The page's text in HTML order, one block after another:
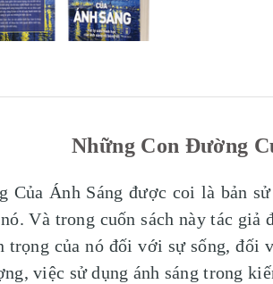
Những Con Đường
Của Ánh Sáng được coi là bản
Và trong cuốn sách này tác
trọng của nó đối với sự sống, đối
việc sử dụng ánh sáng trong